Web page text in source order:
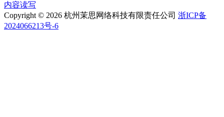
内容读写
Copyright © 2026 杭州茉思网络科技有限责任公司 浙ICP备
2024066213号-6